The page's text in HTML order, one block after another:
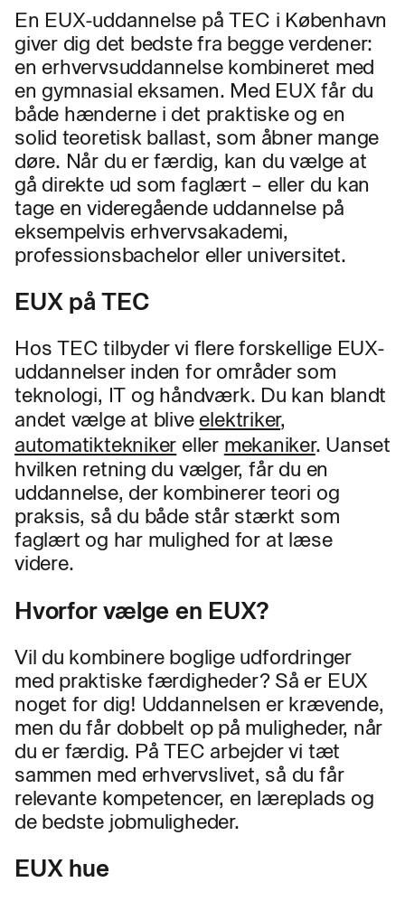
En EUX-uddannelse på TEC i København
giver dig det bedste fra begge verdener:
en erhvervsuddannelse kombineret med
en gymnasial eksamen. Med EUX får du
både hænderne i det praktiske og en
solid teoretisk ballast, som åbner mange
døre. Når du er færdig, kan du vælge at
gå direkte ud som faglært – eller du kan
tage en videregående uddannelse på
eksempelvis erhvervsakademi,
professionsbachelor eller universitet.
EUX på TEC
Hos TEC tilbyder vi flere forskellige EUX-
uddannelser inden for områder som
teknologi, IT og håndværk. Du kan blandt
andet vælge at blive elektriker,
automatiktekniker eller mekaniker. Uanset
hvilken retning du vælger, får du en
uddannelse, der kombinerer teori og
praksis, så du både står stærkt som
faglært og har mulighed for at læse
videre.
Hvorfor vælge en EUX?
Vil du kombinere boglige udfordringer
med praktiske færdigheder? Så er EUX
noget for dig! Uddannelsen er krævende,
men du får dobbelt op på muligheder, når
du er færdig. På TEC arbejder vi tæt
sammen med erhvervslivet, så du får
relevante kompetencer, en læreplads og
de bedste jobmuligheder.
EUX hue